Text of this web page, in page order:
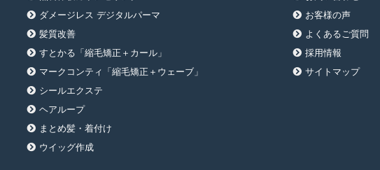
ダメージレス デジタルパーマ
髪質改善
すとかる「縮毛矯正＋カール」
マークコンティ「縮毛矯正＋ウェーブ」
シールエクステ
ヘアループ
まとめ髪・着付け
ウイッグ作成
お客様の声
よくあるご質問
採用情報
サイトマップ